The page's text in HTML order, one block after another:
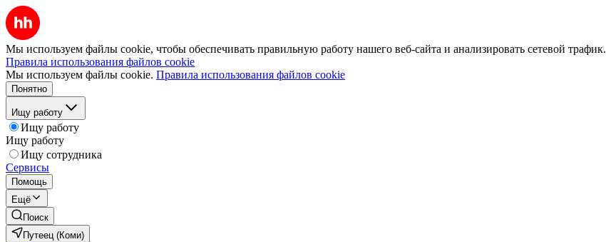
Мы используем файлы cookie, чтобы обеспечивать правильную работу нашего веб-сайта и анализировать сетевой трафик.
Правила использования файлов cookie
Мы используем файлы cookie. Правила использования файлов cookie
Понятно
Ищу работу
Ищу работу
Ищу работу
Ищу сотрудника
Сервисы
Помощь
Ещё
Поиск
Путеец (Коми)